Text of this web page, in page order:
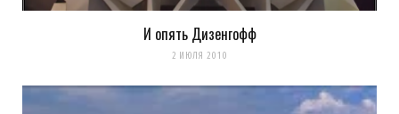
И опять Дизенгофф
2 ИЮЛЯ 2010